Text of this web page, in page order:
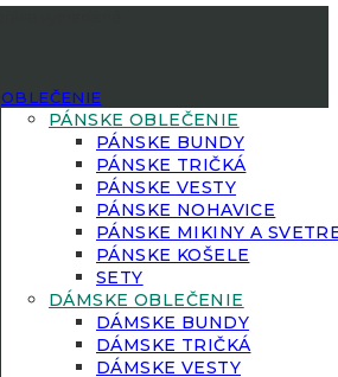
OBLEČENIE
PÁNSKE OBLEČENIE
PÁNSKE BUNDY
PÁNSKE TRIČKÁ
PÁNSKE VESTY
PÁNSKE NOHAVICE
PÁNSKE MIKINY A
PÁNSKE KOŠELE
SETY
DÁMSKE OBLEČENIE
DÁMSKE BUNDY
DÁMSKE TRIČKÁ
DÁMSKE VESTY